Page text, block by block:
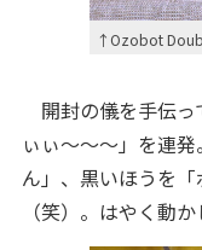
↑Ozobot
開封の儀を手伝っ
ぃぃ～～～」を連
ん」、黒いほうを
（笑）。はやく動